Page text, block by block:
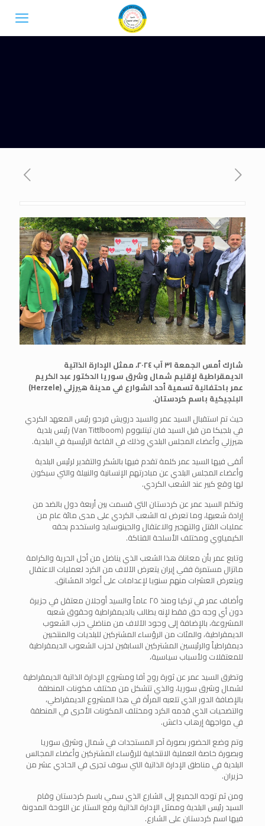
شارك أمس الجمعة ٣١ آب ٢٠٢٤، ممثل الإدارة الذاتية
الديمقراطية لإقليم شمال وشرق سوريا الدكتور عبد الكريم
عمر باحتفالية تسمية أحد الشوارع في مدينة هيرزلي (Herzele)
البلجيكية باسم كردستان.
حيث تم استقبال السيد عمر والسيد درويش فرحو رئيس المعهد الكردي
في بلجيكا من قبل السيد فان تيتلبووم (Van Tittlboom) رئيس بلدية
هيرزلي وأعضاء المجلس البلدي وذلك في القاعة الرئيسية في البلدية.
ألقى فيها السيد عمر كلمة تقدم فيها بالشكر والتقدير لرئيس البلدية
وأعضاء المجلس البلدي عن مبادرتهم الإنسانية والنبيلة والتي سيكون
لها وقع كبير عند الشعب الكردي.
وتكلم السيد عمر عن كردستان التي قسمت بين أربعة دول بالضد من
إرادة شعبها، وما تعرض له الشعب الكردي على مدى مائة عام من
عمليات القتل والتهجير والاعتقال والجينوسايد واستخدم بحقه
الكيمياوي ومختلف الأسلحة الفتاكة.
وتابع عمر بأن معاناة هذا الشعب الذي يناضل من أجل الحرية والكرامة
ماتزال مستمرة ففي إيران يتعرض الآلاف من الكرد لعمليات الاعتقال
ويتعرض العشرات منهم سنويا لإعدامات على أعواد المشانق.
وأضاف عمر في تركيا ومنذ ٢٥ عاماً والسيد أوجلان معتقل في جزيرة
دون أي وجه حق فقط لإنه يطالب بالديمقراطية وحقوق شعبه
المشروعة، بالإضافة إلى وجود الآلاف من مناضلي حزب الشعوب
الديمقراطية، والمئات من الرؤساء المشتركين للبلديات والمنتخبين
ديمقراطياً والرئيسين المشتركين السابقين لحزب الشعوب الديمقراطية
للمعتقلات ولأسباب سياسية،
وتطرق السيد عمر عن ثورة روج آفا ومشروع الإدارة الذاتية الديمقراطية
لشمال وشرق سوريا، والذي تتشكل من مختلف مكونات المنطقة
بالإضافة الدور الذي تلعبه المرأة في هذا المشروع الديمقراطي،
والتضحيات الذي قدمه الكرد ومختلف المكونات الأخرى في المنطقة
في مواجهة إرهاب داعش.
وتم وضع الحضور بصورة آخر المستجدات في شمال وشرق سوريا
وبصورة خاصة العملية الانتخابية للرؤساء المشتركين وأعضاء المجالس
البلدية في مناطق الإدارة الذاتية التي سوف تجرى في الحادي عشر من
حزيران.
ومن ثم توجه الجميع إلى الشارع الذي سمي باسم كردستان وقام
السيد رئيس البلدية وممثل الإدارة الذاتية برفع الستار عن اللوحة المدونة
فيها اسم كردستان على الشارع.